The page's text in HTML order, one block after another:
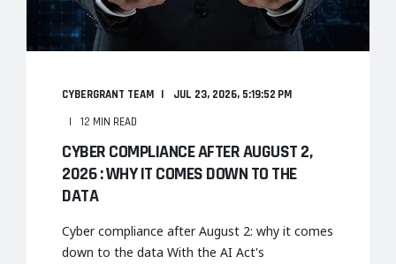
CYBERGRANT TEAM
JUL 23, 2026, 5:19:52 PM
12 MIN READ
CYBER COMPLIANCE AFTER AUGUST 2,
2026 : WHY IT COMES DOWN TO THE
DATA
Cyber compliance after August 2: why it comes
down to the data With the AI Act's